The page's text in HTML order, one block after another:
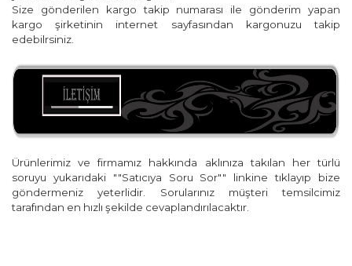
Size gönderilen kargo takip numarası ile gönderim yapan
kargo şirketinin internet sayfasından kargonuzu takip
edebilrsiniz.
Ürünlerimiz ve firmamız hakkında aklınıza takılan her türlü
soruyu yukarıdaki ""Satıcıya Soru Sor"" linkine tıklayıp bize
göndermeniz yeterlidir. Sorularınız müşteri temsilcimiz
tarafından en hızlı şekilde cevaplandırılacaktır.